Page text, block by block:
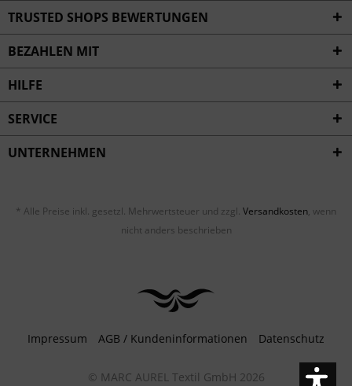
TRUSTED SHOPS BEWERTUNGEN
BEZAHLEN MIT
HILFE
SERVICE
UNTERNEHMEN
* Alle Preise inkl. gesetzl. Mehrwertsteuer und zzgl. Versandkosten, wenn
nicht anders beschrieben
Impressum AGB / Kundeninformationen Datenschutz
© MARC AUREL Textil GmbH 2026